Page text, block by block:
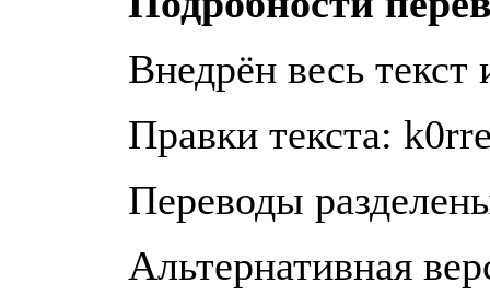
Внедрён весь текст
Правки текста:
Переводы
Альтернативная